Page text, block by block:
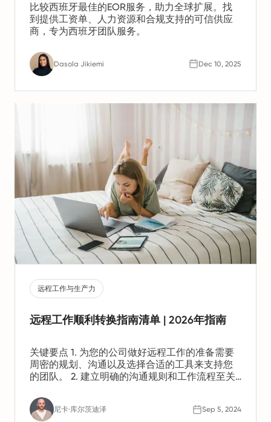
比较西班牙最佳的EOR服务，助力全球扩展。找
到提供工资单、人力资源和合规支持的可信供应
商，专为西班牙团队服务。
Dasola Jikiemi Dec 10, 2025
远程工作与生产力
远程工作顺利转换指南清单 | 2026年指南
关键要点 1. 为您的公司做好远程工作的准备需要
周密的规划、沟通以及选择合适的工具来支持您
的团队。 2. 建立明确的沟通规则和工作流程至关
致。 3. 关心员工的身心健康也同样重要。您应当
应对诸如孤立感和倦怠等潜在挑战。
尼卡·库尔茨迪泽 Sep 5, 2024